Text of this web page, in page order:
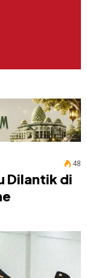
48
Dilantik di